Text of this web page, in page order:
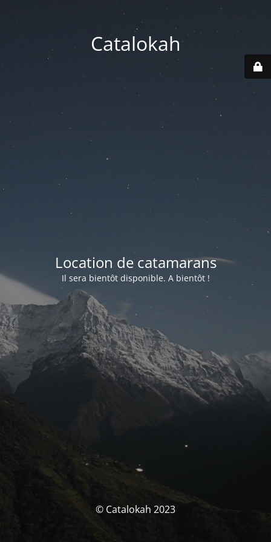
Catalokah
Location de catamarans
Il sera bientôt disponible. A bientôt !
© Catalokah 2023